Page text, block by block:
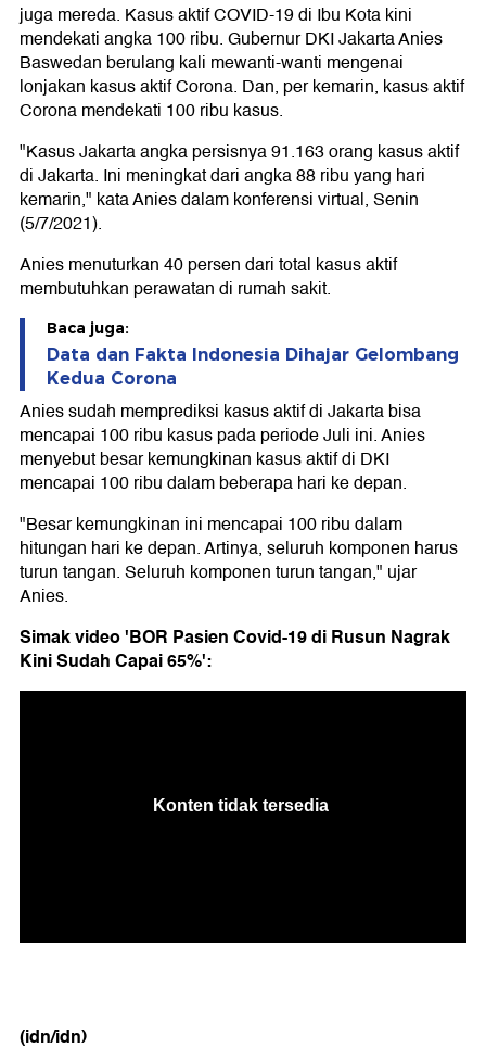
juga mereda. Kasus aktif COVID-19 di Ibu Kota kini
mendekati angka 100 ribu. Gubernur DKI Jakarta Anies
Baswedan berulang kali mewanti-wanti mengenai
lonjakan kasus aktif Corona. Dan, per kemarin, kasus aktif
Corona mendekati 100 ribu kasus.
"Kasus Jakarta angka persisnya 91.163 orang kasus aktif
di Jakarta. Ini meningkat dari angka 88 ribu yang hari
kemarin," kata Anies dalam konferensi virtual, Senin
(5/7/2021).
Anies menuturkan 40 persen dari total kasus aktif
membutuhkan perawatan di rumah sakit.
Baca juga:
Data dan Fakta Indonesia Dihajar Gelombang
Kedua Corona
Anies sudah memprediksi kasus aktif di Jakarta bisa
mencapai 100 ribu kasus pada periode Juli ini. Anies
menyebut besar kemungkinan kasus aktif di DKI
mencapai 100 ribu dalam beberapa hari ke depan.
"Besar kemungkinan ini mencapai 100 ribu dalam
hitungan hari ke depan. Artinya, seluruh komponen harus
turun tangan. Seluruh komponen turun tangan," ujar
Anies.
Simak video 'BOR Pasien Covid-19 di Rusun Nagrak
Kini Sudah Capai 65%':
(idn/idn)